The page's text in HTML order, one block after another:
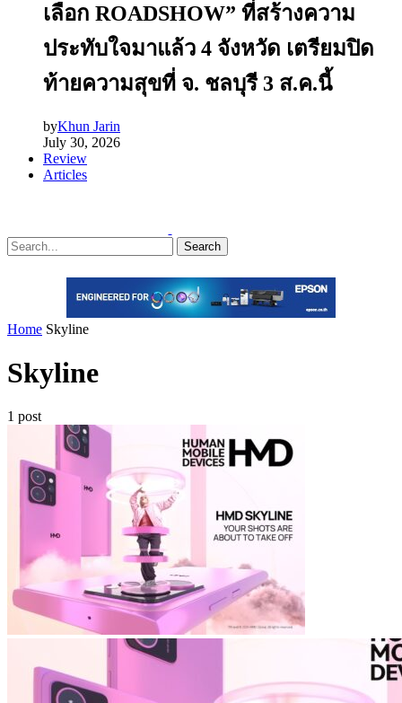
เลือก ROADSHOW” ที่สร้างความ
ประทับใจมาแล้ว 4 จังหวัด เตรียมปิด
ท้ายความสุขที่ จ. ชลบุรี 3 ส.ค.นี้
byKhun Jarin
July 30, 2026
Review
Articles
Search
Home Skyline
Skyline
1 post